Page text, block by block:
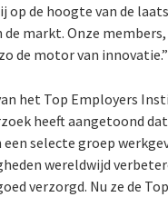
op de hoogte van de
markt. Onze
de motor van innovatie.”
het Top Employers
heeft aangetoond dat
selecte groep
wereldwijd
verzorgd. Nu ze de